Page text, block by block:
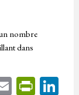
nombre
dans
Email